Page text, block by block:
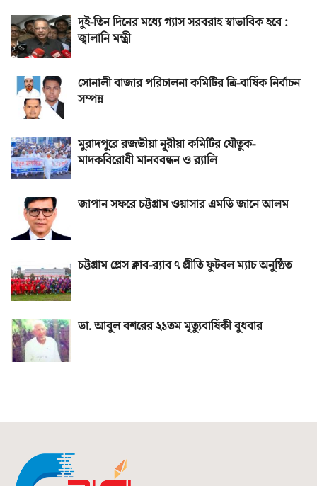
দুই-তিন দিনের মধ্যে গ্যাস সরবরাহ স্বাভাবিক হবে :
জ্বালানি মন্ত্রী
সোনালী বাজার পরিচালনা কমিটির ত্রি-বার্ষিক নির্বাচন
সম্পন্ন
মুরাদপুরে রজভীয়া নূরীয়া কমিটির যৌতুক-
মাদকবিরোধী মানববন্ধন ও র‌্যালি
জাপান সফরে চট্টগ্রাম ওয়াসার এমডি জানে আলম
চট্টগ্রাম প্রেস ক্লাব-র‌্যাব ৭ প্রীতি ফুটবল ম্যাচ অনুষ্ঠিত
ডা. আবুল বশরের ২১তম মৃত্যুবার্ষিকী বুধবার